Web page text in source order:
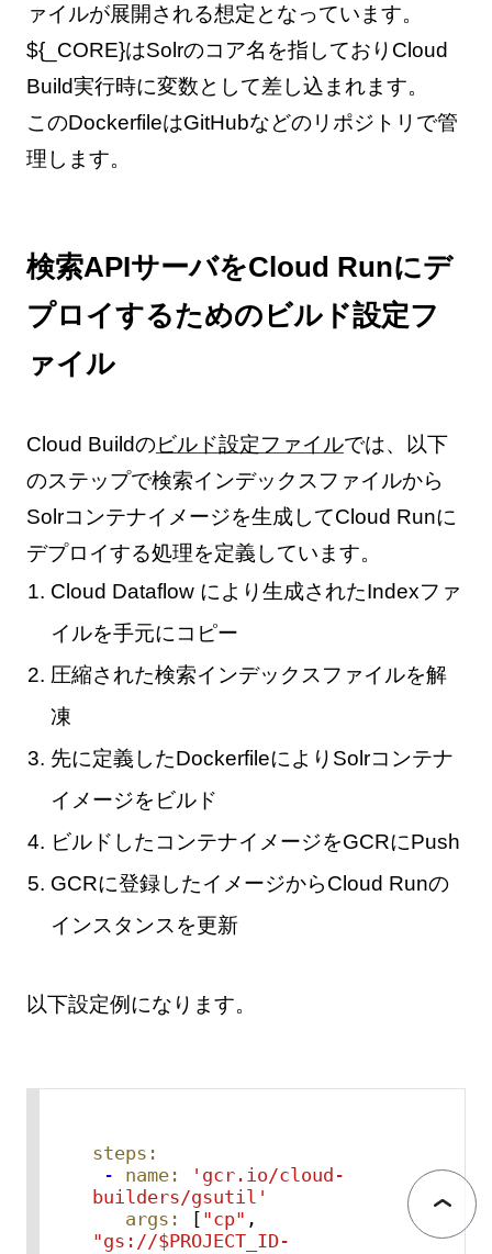
ァイルが展開される想定となっています。
${_CORE}はSolrのコア名を指しておりCloud
Build実行時に変数として差し込まれます。
このDockerfileはGitHubなどのリポジトリで管
理します。
検索APIサーバをCloud Runにデ
プロイするためのビルド設定フ
ァイル
Cloud Buildのビルド設定ファイルでは、以下
のステップで検索インデックスファイルから
Solrコンテナイメージを生成してCloud Runに
デプロイする処理を定義しています。
Cloud Dataflow により生成されたIndexファ
イルを手元にコピー
圧縮された検索インデックスファイルを解
凍
先に定義したDockerfileによりSolrコンテナ
イメージをビルド
ビルドしたコンテナイメージをGCRにPush
GCRに登録したイメージからCloud Runの
インスタンスを更新
以下設定例になります。
steps:
-
name:
'gcr.io/cloud-
builders/gsutil'
args:
[ "cp"
"gs://$PROJECT_ID-